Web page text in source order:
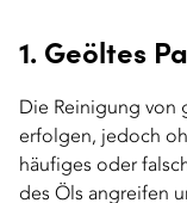
1. Geöltes
Die Reinigung von
erfolgen, jedoch
häufiges oder
des Öls angreifen